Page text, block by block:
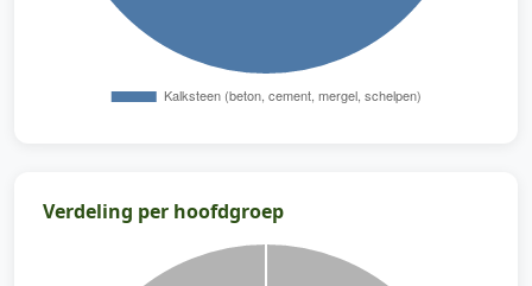
Verdeling per hoofdgroep